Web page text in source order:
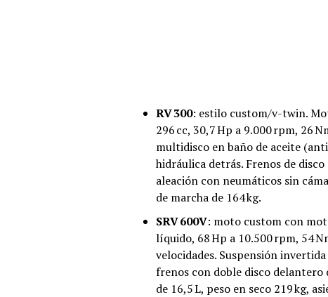
RV 300: estilo custom/v-twin.
296 cc, 30,7 Hp a 9.000 rpm, 26
multidisco en baño de aceite
hidráulica detrás. Frenos de
aleación con neumáticos sin
de marcha de 164 kg.
SRV 600V: moto custom con
líquido, 68 Hp a 10.500 rpm, 54
velocidades. Suspensión
frenos con doble disco delantero
de 16,5 L, peso en seco 219 kg,